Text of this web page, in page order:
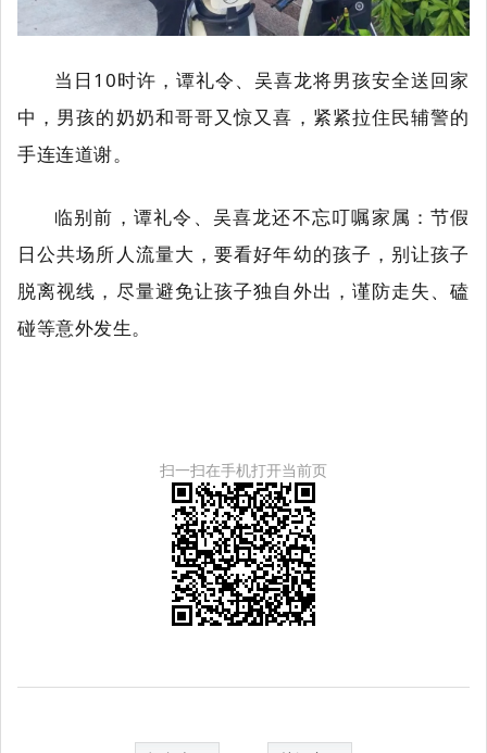
当日10时许，谭礼令、吴喜龙将男孩安全送回家
中，男孩的奶奶和哥哥又惊又喜，紧紧拉住民辅警的
手连连道谢。
临别前，谭礼令、吴喜龙还不忘叮嘱家属：节假
日公共场所人流量大，要看好年幼的孩子，别让孩子
脱离视线，尽量避免让孩子独自外出，谨防走失、磕
碰等意外发生。
扫一扫在手机打开当前页